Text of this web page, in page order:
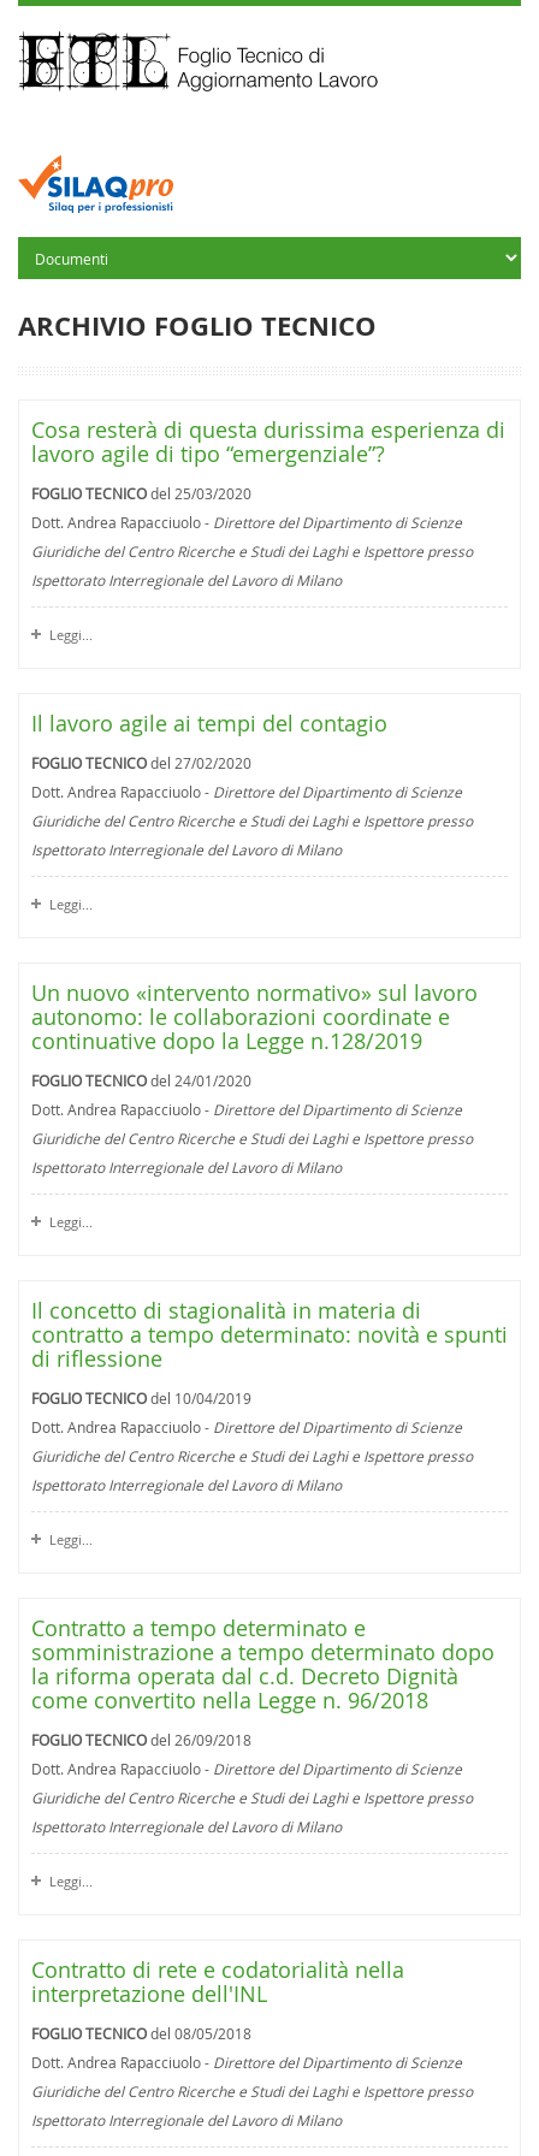
ARCHIVIO FOGLIO TECNICO
Cosa resterà di questa durissima esperienza di
lavoro agile di tipo “emergenziale”?
FOGLIO TECNICOdel 25/03/2020
Dott. Andrea Rapacciuolo - Direttore del Dipartimento di Scienze
Giuridiche del Centro Ricerche e Studi dei Laghi e Ispettore presso
Ispettorato Interregionale del Lavoro di Milano
Leggi...
Il lavoro agile ai tempi del contagio
FOGLIO TECNICOdel 27/02/2020
Dott. Andrea Rapacciuolo - Direttore del Dipartimento di Scienze
Giuridiche del Centro Ricerche e Studi dei Laghi e Ispettore presso
Ispettorato Interregionale del Lavoro di Milano
Leggi...
Un nuovo «intervento normativo» sul lavoro
autonomo: le collaborazioni coordinate e
continuative dopo la Legge n.128/2019
FOGLIO TECNICOdel 24/01/2020
Dott. Andrea Rapacciuolo - Direttore del Dipartimento di Scienze
Giuridiche del Centro Ricerche e Studi dei Laghi e Ispettore presso
Ispettorato Interregionale del Lavoro di Milano
Leggi...
Il concetto di stagionalità in materia di
contratto a tempo determinato: novità e spunti
di riflessione
FOGLIO TECNICOdel 10/04/2019
Dott. Andrea Rapacciuolo - Direttore del Dipartimento di Scienze
Giuridiche del Centro Ricerche e Studi dei Laghi e Ispettore presso
Ispettorato Interregionale del Lavoro di Milano
Leggi...
Contratto a tempo determinato e
somministrazione a tempo determinato dopo
la riforma operata dal c.d. Decreto Dignità
come convertito nella Legge n. 96/2018
FOGLIO TECNICOdel 26/09/2018
Dott. Andrea Rapacciuolo - Direttore del Dipartimento di Scienze
Giuridiche del Centro Ricerche e Studi dei Laghi e Ispettore presso
Ispettorato Interregionale del Lavoro di Milano
Leggi...
Contratto di rete e codatorialità nella
interpretazione dell'INL
FOGLIO TECNICOdel 08/05/2018
Dott. Andrea Rapacciuolo - Direttore del Dipartimento di Scienze
Giuridiche del Centro Ricerche e Studi dei Laghi e Ispettore presso
Ispettorato Interregionale del Lavoro di Milano